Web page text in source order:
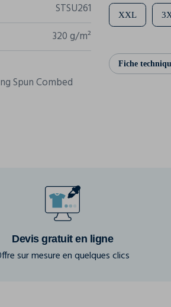
STSU261
320 g/m²
Spun Combed
XXL
Fiche
Devis gratuit en ligne
sur mesure en quelques clics